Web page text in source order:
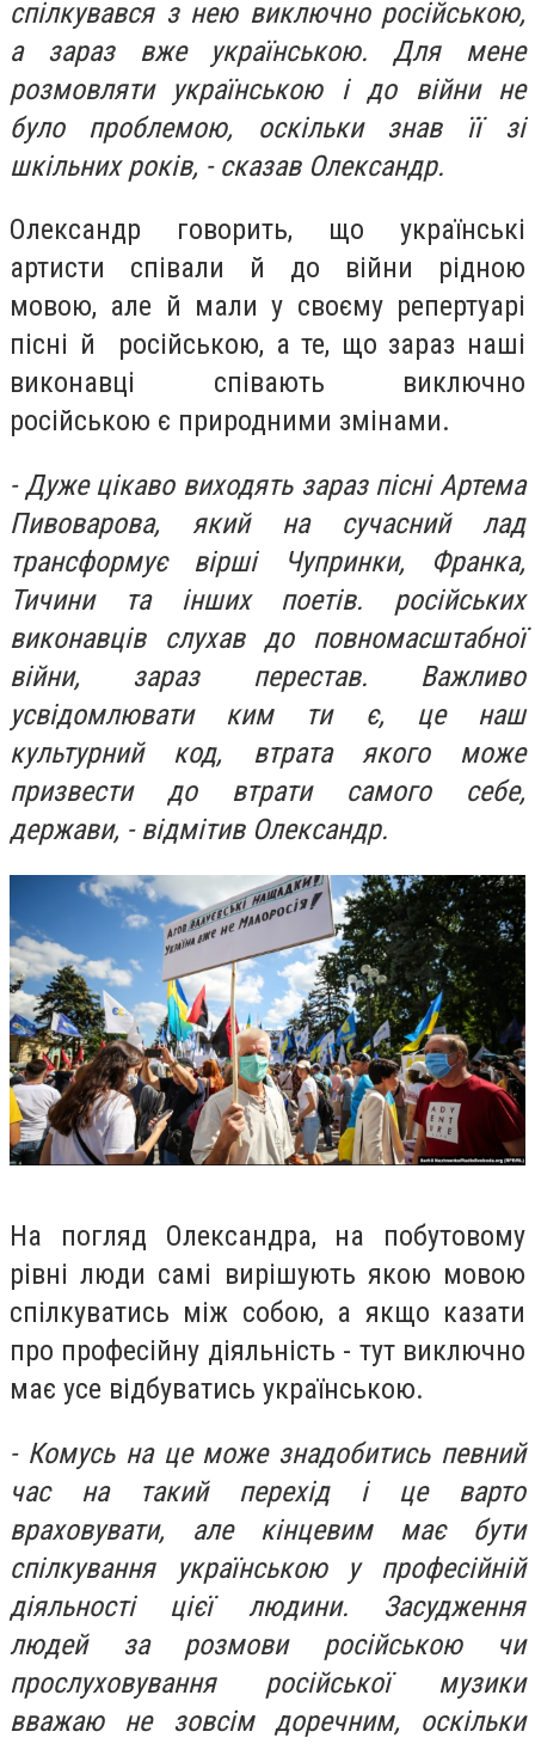
спілкувався з нею виключно російською,
а зараз вже українською. Для мене
розмовляти українською і до війни не
було проблемою, оскільки знав її зі
шкільних років, - сказав Олександр.
Олександр говорить, що українські
артисти співали й до війни рідною
мовою, але й мали у своєму репертуарі
пісні й російською, а те, що зараз наші
виконавці співають виключно
російською є природними змінами.
- Дуже цікаво виходять зараз пісні Артема
Пивоварова, який на сучасний лад
трансформує вірші Чупринки, Франка,
Тичини та інших поетів. російських
виконавців слухав до повномасштабної
війни, зараз перестав. Важливо
усвідомлювати ким ти є, це наш
культурний код, втрата якого може
призвести до втрати самого себе,
держави, - відмітив Олександр.
На погляд Олександра, на побутовому
рівні люди самі вирішують якою мовою
спілкуватись між собою, а якщо казати
про професійну діяльність - тут виключно
має усе відбуватись українською.
- Комусь на це може знадобитись певний
час на такий перехід і це варто
враховувати, але кінцевим має бути
спілкування українською у професійній
діяльності цієї людини. Засудження
людей за розмови російською чи
прослуховування російської музики
вважаю не зовсім доречним, оскільки